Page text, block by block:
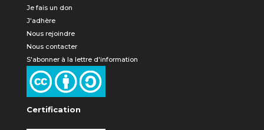
Je fais un don
J'adhère
Nous rejoindre
Nous contacter
S'abonner à la lettre d'information
Certification